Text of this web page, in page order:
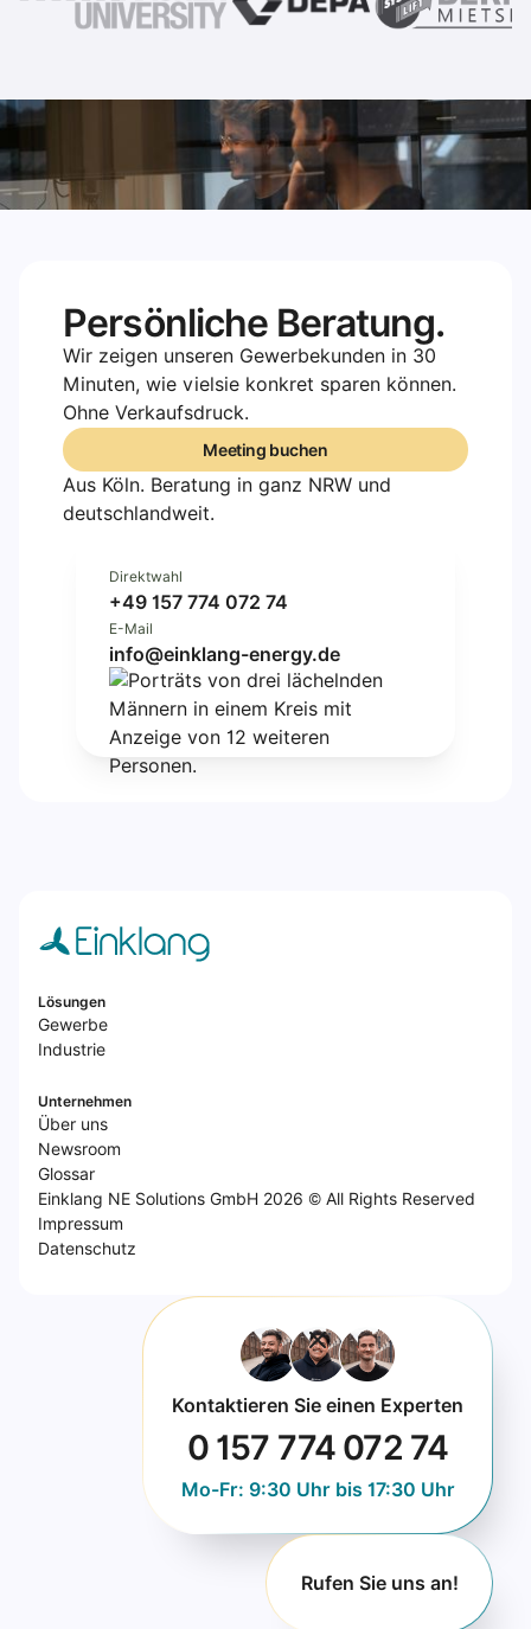
Persönliche Beratung.
Wir zeigen unseren Gewerbekunden in 30
Minuten, wie vielsie konkret sparen können.
Ohne Verkaufsdruck.
Meeting buchen
Meeting buchen
Aus Köln. Beratung in ganz NRW und
deutschlandweit.
Direktwahl
+49 157 774 072 74
E-Mail
info@einklang-energy.de
Lösungen
Gewerbe
Industrie
Unternehmen
Über uns
Newsroom
Glossar
Einklang NE Solutions GmbH 2026 © All Rights Reserved
Impressum
Datenschutz
Kontaktieren Sie einen Experten
0 157 774 072 74
Mo-Fr: 9:30 Uhr bis 17:30 Uhr
Rufen Sie uns an!